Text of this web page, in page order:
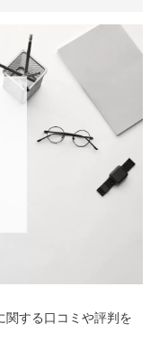
関する口コミや評判を